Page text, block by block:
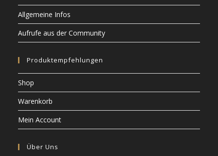
Allgemeine Infos
Aufrufe aus der Community
Produktempfehlungen
Shop
Warenkorb
Mein Account
Über Uns